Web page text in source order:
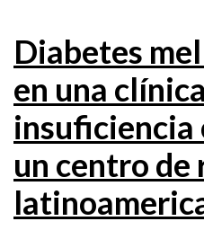
Diabetes
en una
insuficiencia
un centro de